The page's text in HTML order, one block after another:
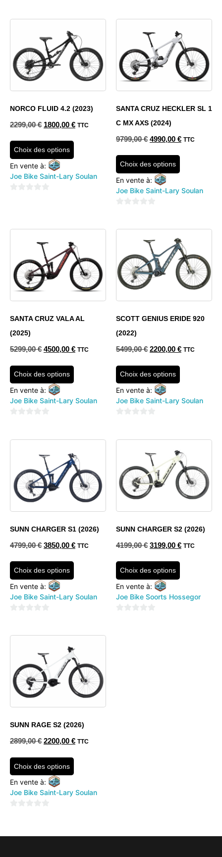
NORCO FLUID 4.2 (2023)
2299,00€ 1800,00 € TTC
Choix des options
En vente à:
Joe Bike Saint-Lary Soulan
SANTA CRUZ HECKLER SL 1
C MX AXS (2024)
9799,00€ 4990,00 € TTC
Choix des options
En vente à:
Joe Bike Saint-Lary Soulan
SANTA CRUZ VALA AL
(2025)
5299,00€ 4500,00 € TTC
Choix des options
En vente à:
Joe Bike Saint-Lary Soulan
SCOTT GENIUS ERIDE 920
(2022)
5499,00€ 2200,00 € TTC
Choix des options
En vente à:
Joe Bike Saint-Lary Soulan
SUNN CHARGER S1 (2026)
4799,00€ 3850,00 € TTC
Choix des options
En vente à:
Joe Bike Saint-Lary Soulan
SUNN CHARGER S2 (2026)
4199,00€ 3199,00 € TTC
Choix des options
En vente à:
Joe Bike Soorts Hossegor
SUNN RAGE S2 (2026)
2899,00€ 2200,00 € TTC
Choix des options
En vente à:
Joe Bike Saint-Lary Soulan
5